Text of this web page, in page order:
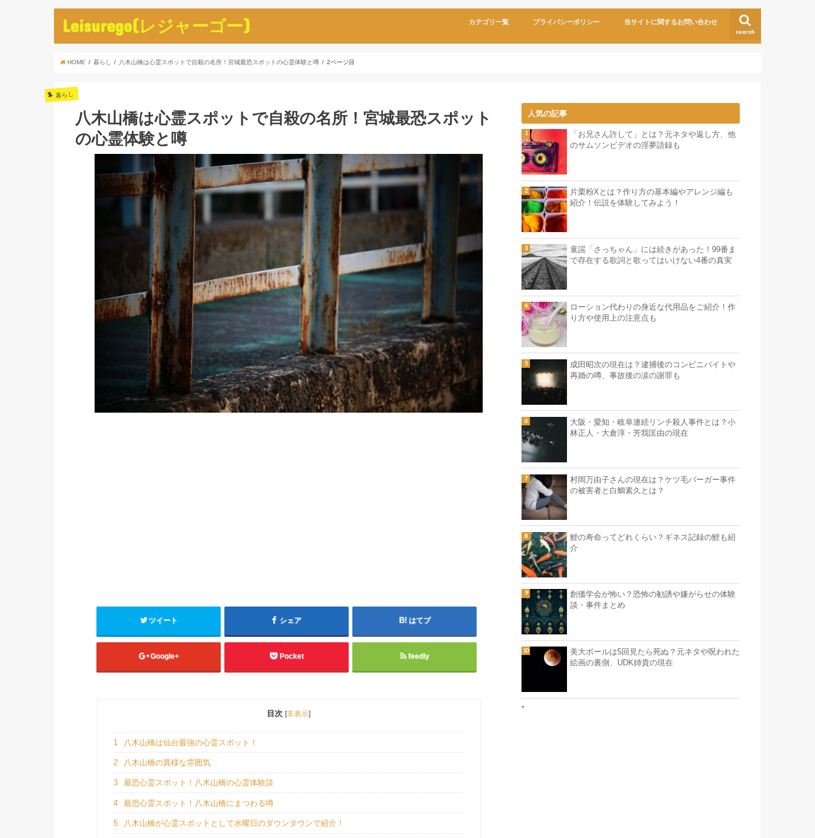
Leisurego(レジャーゴー) search
カテゴリ一覧 プライバシーポリシー 当サイトに関するお問い合わせ
HOME 暮らし 八木山橋は心霊スポットで自殺の名所！宮城最恐スポットの心霊体験と噂 2ページ目
暮らし
八木山橋は心霊スポットで自殺の名所！宮城最恐スポット
の心霊体験と噂
ツイート シェア はてブ
Google+ Pocket feedly
目次 [非表示]
1 八木山橋は仙台最強の心霊スポット！
2 八木山橋の異様な雰囲気
3 最恐心霊スポット！八木山橋の心霊体験談
4 最恐心霊スポット！八木山橋にまつわる噂
5 八木山橋が心霊スポットとして水曜日のダウンタウンで紹介！
人気の記事
「お兄さん許して」とは？元ネタや返し方、他
のサムソンビデオの淫夢語録も
片栗粉Xとは？作り方の基本編やアレンジ編も
紹介！伝説を体験してみよう！
童謡「さっちゃん」には続きがあった！99番ま
で存在する歌詞と歌ってはいけない4番の真実
ローション代わりの身近な代用品をご紹介！作
り方や使用上の注意点も
成田昭次の現在は？逮捕後のコンビニバイトや
再婚の噂、事故後の涙の謝罪も
大阪・愛知・岐阜連続リンチ殺人事件とは？小
林正人・大倉淳・芳我匡由の現在
村岡万由子さんの現在は？ケツ毛バーガー事件
の被害者と白鯛素久とは？
鯉の寿命ってどれくらい？ギネス記録の鯉も紹
介
創価学会が怖い？恐怖の勧誘や嫌がらせの体験
談・事件まとめ
美大ボールは5回見たら死ぬ？元ネタや呪われた
絵画の裏側、UDK姉貴の現在
"